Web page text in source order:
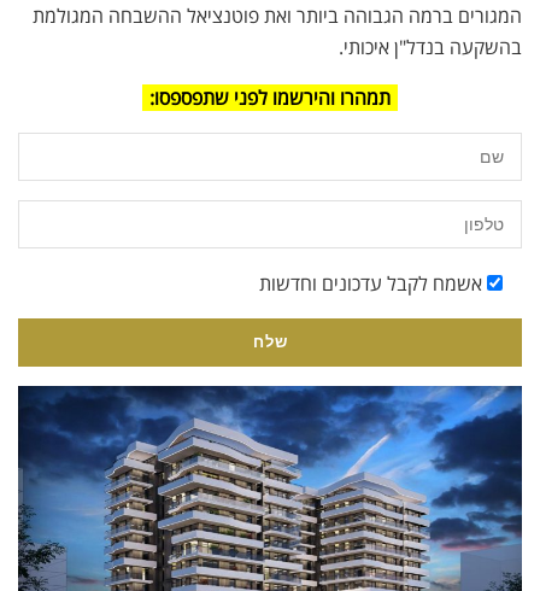
המגורים ברמה הגבוהה ביותר ואת פוטנציאל ההשבחה המגולמת
בהשקעה בנדל"ן איכותי.
תמהרו והירשמו לפני שתפספסו:
אשמח לקבל עדכונים וחדשות